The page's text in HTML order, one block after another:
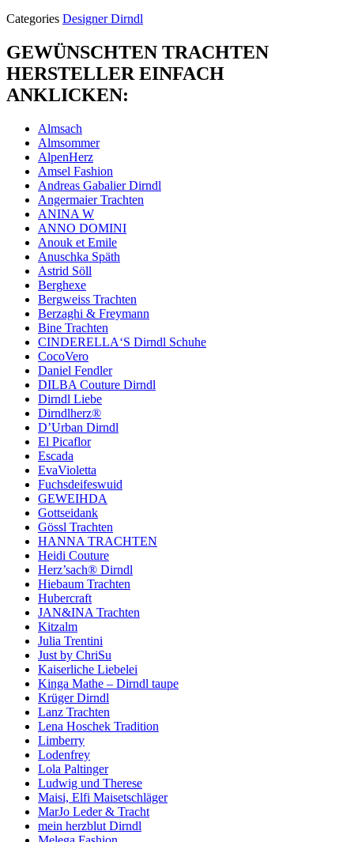
Categories Designer Dirndl
GEWÜNSCHTEN TRACHTEN
HERSTELLER EINFACH
ANKLICKEN:
Almsach
Almsommer
AlpenHerz
Amsel Fashion
Andreas Gabalier Dirndl
Angermaier Trachten
ANINA W
ANNO DOMINI
Anouk et Emile
Anuschka Späth
Astrid Söll
Berghexe
Bergweiss Trachten
Berzaghi & Freymann
Bine Trachten
CINDERELLA‘S Dirndl Schuhe
CocoVero
Daniel Fendler
DILBA Couture Dirndl
Dirndl Liebe
Dirndlherz®
D’Urban Dirndl
El Picaflor
Escada
EvaVioletta
Fuchsdeifeswuid
GEWEIHDA
Gottseidank
Gössl Trachten
HANNA TRACHTEN
Heidi Couture
Herz’sach® Dirndl
Hiebaum Trachten
Hubercraft
JAN&INA Trachten
Kitzalm
Julia Trentini
Just by ChriSu
Kaiserliche Liebelei
Kinga Mathe – Dirndl taupe
Krüger Dirndl
Lanz Trachten
Lena Hoschek Tradition
Limberry
Lodenfrey
Lola Paltinger
Ludwig und Therese
Maisi, Elfi Maisetschläger
MarJo Leder & Tracht
mein herzblut Dirndl